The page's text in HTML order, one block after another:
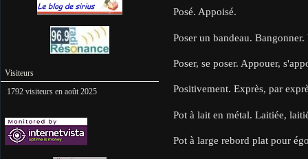
Visiteurs
1792 visiteurs en août 2025
Posé. Appoisé.
Poser un bandeau.
Poser, se poser. Appouer,
Positivement. Exprès, par
Pot à lait en métal. Laitiée,
Pot à large rebord plat pour